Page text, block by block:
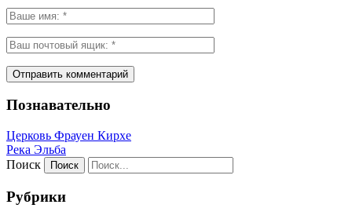
Познавательно
Церковь Фрауен Кирхе
Река Эльба
Поиск
Рубрики